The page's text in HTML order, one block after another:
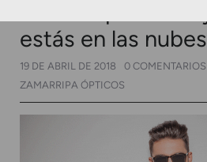
estás en las nubes
19 DE ABRIL DE 2018
0 COMENTARIOS
ZAMARRIPA ÓPTICOS